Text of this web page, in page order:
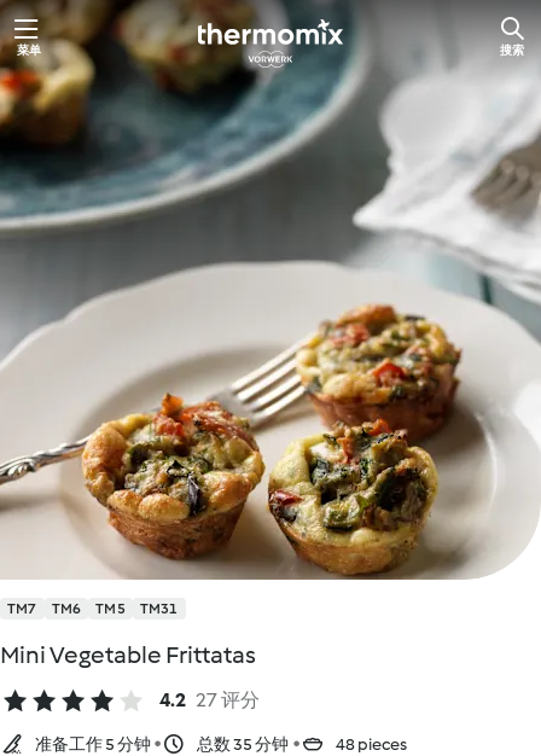
跳
至
内
容
菜单 搜索
TM7 TM6 TM5 TM31
Mini Vegetable Frittatas
4.2 27 评分
准备工作 5 分钟 总数 35 分钟 48 pieces